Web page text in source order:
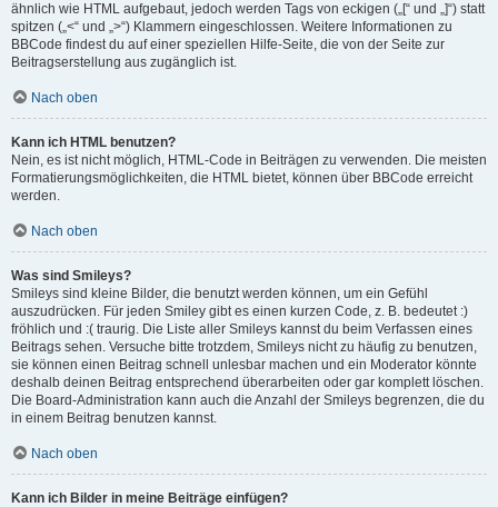
ähnlich wie HTML aufgebaut, jedoch werden Tags von eckigen („[“ und „]“) statt
spitzen („<“ und „>“) Klammern eingeschlossen. Weitere Informationen zu
BBCode findest du auf einer speziellen Hilfe-Seite, die von der Seite zur
Beitragserstellung aus zugänglich ist.
Nach oben
Kann ich HTML benutzen?
Nein, es ist nicht möglich, HTML-Code in Beiträgen zu verwenden. Die meisten
Formatierungsmöglichkeiten, die HTML bietet, können über BBCode erreicht
werden.
Nach oben
Was sind Smileys?
Smileys sind kleine Bilder, die benutzt werden können, um ein Gefühl
auszudrücken. Für jeden Smiley gibt es einen kurzen Code, z. B. bedeutet :)
fröhlich und :( traurig. Die Liste aller Smileys kannst du beim Verfassen eines
Beitrags sehen. Versuche bitte trotzdem, Smileys nicht zu häufig zu benutzen,
sie können einen Beitrag schnell unlesbar machen und ein Moderator könnte
deshalb deinen Beitrag entsprechend überarbeiten oder gar komplett löschen.
Die Board-Administration kann auch die Anzahl der Smileys begrenzen, die du
in einem Beitrag benutzen kannst.
Nach oben
Kann ich Bilder in meine Beiträge einfügen?